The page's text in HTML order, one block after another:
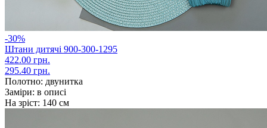
-30%
Штани дитячі 900-300-1295
422.00 грн.
295.40 грн.
Полотно: двунитка
Заміри: в описі
На зріст: 140 см